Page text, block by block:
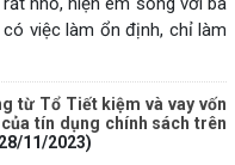
việc làm ổn định, chỉ làm
từ Tổ Tiết kiệm và vay vốn
tín dụng chính sách trên
11/2023)